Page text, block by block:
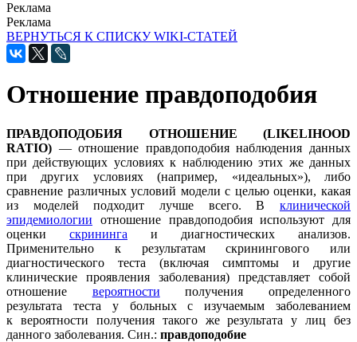
Реклама
Реклама
ВЕРНУТЬСЯ К СПИСКУ WIKI-СТАТЕЙ
Отношение правдоподобия
ПРАВДОПОДОБИЯ ОТНОШЕНИЕ (LIKELIHOOD
RATIO) — отношение правдоподобия наблюдения данных
при действующих условиях к наблюдению этих же данных
при других условиях (например, «идеальных»), либо
сравнение различных условий модели с целью оценки, какая
из моделей подходит лучше всего. В клинической
эпидемиологии отношение правдоподобия используют для
оценки скрининга и диагностических анализов.
Применительно к результатам скринингового или
диагностического теста (включая симптомы и другие
клинические проявления заболевания) представляет собой
отношение вероятности получения определенного
результата теста у больных с изучаемым заболеванием
к вероятности получения такого же результата у лиц без
данного заболевания. Син.: правдоподобие